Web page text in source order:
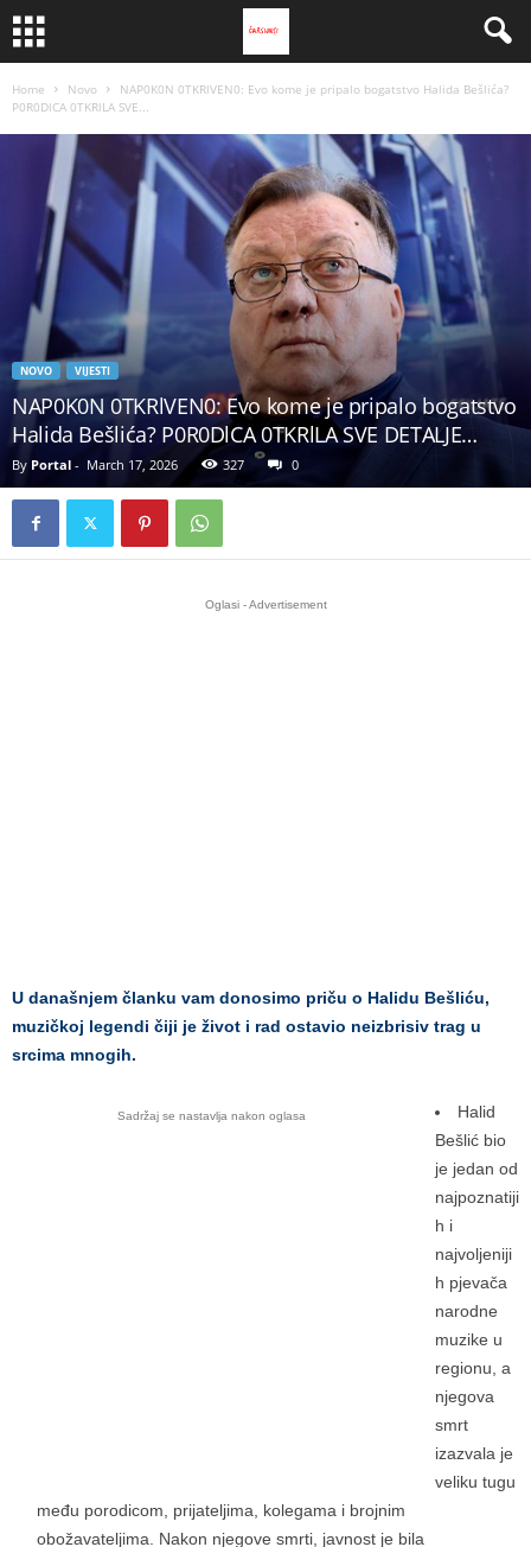
Home Novo
NAP0K0N 0TKRlVEN0: Evo kome je pripalo bogatstvo Halida Bešlića?
P0R0DlCA 0TKRlLA SVE...
NOVO VIJESTI
NAP0K0N 0TKRlVEN0: Evo kome je pripalo bogatstvo
Halida Bešlića? P0R0DlCA 0TKRlLA SVE DETALJE…
By Portal - March 17, 2026 327 0
Oglasi - Advertisement
U današnjem članku vam donosimo priču o Halidu Bešliću,
muzičkoj legendi čiji je život i rad ostavio neizbrisiv trag u
srcima mnogih.
Sadržaj se nastavlja nakon oglasa
Halid
Bešlić bio
je jedan od
najpoznatiji
h i
najvoljeniji
h pjevača
narodne
muzike u
regionu, a
njegova
smrt
izazvala je
veliku tugu
među porodicom, prijateljima, kolegama i brojnim
obožavateljima. Nakon njegove smrti, javnost je bila